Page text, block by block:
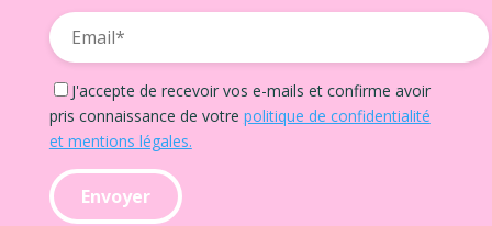
J'accepte de recevoir vos e-mails et confirme avoir
pris connaissance de votre politique de confidentialité
et mentions légales.